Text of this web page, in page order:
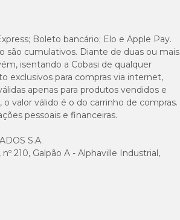
Boleto bancário; Elo e Apple Pay.
são cumulativos. Diante de duas ou mais
isentando a Cobasi de qualquer
exclusivos para compras via internet,
apenas para produtos vendidos e
valor válido é o do carrinho de compras.
pessoais e financeiras.
S.A.
210, Galpão A - Alphaville Industrial,